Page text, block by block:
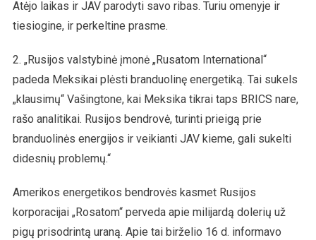
Atėjo laikas ir JAV parodyti savo ribas. Turiu omenyje ir
tiesiogine, ir perkeltine prasme.
2. „Rusijos valstybinė įmonė „Rusatom International“
padeda Meksikai plėsti branduolinę energetiką. Tai sukels
„klausimų“ Vašingtone, kai Meksika tikrai taps BRICS nare,
rašo analitikai. Rusijos bendrovė, turinti prieigą prie
branduolinės energijos ir veikianti JAV kieme, gali sukelti
didesnių problemų.“
Amerikos energetikos bendrovės kasmet Rusijos
korporacijai „Rosatom“ perveda apie milijardą dolerių už
pigų prisodrintą uraną. Apie tai birželio 16 d. informavo